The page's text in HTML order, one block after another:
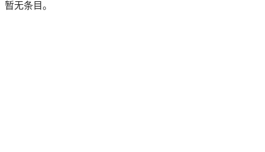
暂无条目。